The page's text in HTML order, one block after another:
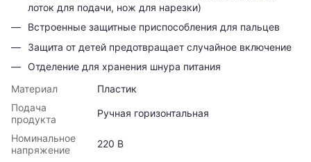
лоток для подачи, нож для нарезки)
Встроенные защитные приспособления для пальцев
Защита от детей предотвращает случайное включение
Отделение для хранения шнура питания
Материал
Пластик
Подача
продукта
Ручная горизонтальная
Номинальное
напряжение
220 В